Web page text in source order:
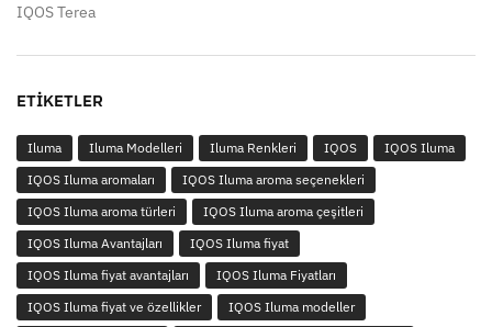
IQOS Terea
ETIKETLER
Iluma Iluma Modelleri Iluma Renkleri IQOS
IQOS Iluma
IQOS Iluma aromaları
IQOS Iluma aroma seçenekleri
IQOS Iluma aroma türleri
IQOS Iluma aroma çeşitleri
IQOS Iluma Avantajları
IQOS Iluma fiyat
IQOS Iluma fiyat avantajları
IQOS Iluma Fiyatları
IQOS Iluma fiyat ve özellikler
IQOS Iluma modeller